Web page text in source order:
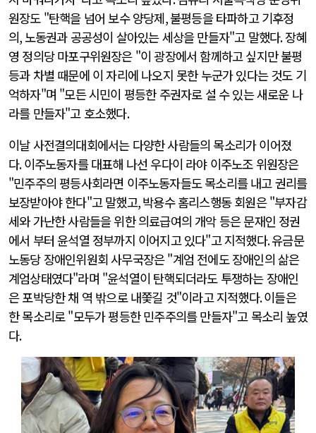
원장도 "탄핵을 넘어 보수 양당제,불평등을 타파하고 기후정
의, 노동권과 공공성이 살아있는 세상을 만들자"고 말했다.장혜
영 정의당 마포구위원장은 "이 광장에서 함께하고 싶지만 불평
등과 차별 때문에 이 자리에 나오지 못한 누군가 있다는 것도 기
억하자"며 "모든 시민이 평등한 주권자로 설 수 있는 새로운 나
라를 만들자"고 호소했다.
이날 사전결의대회에서는 다양한 사람들의 목소리가 이어졌
다.이주노동자를 대표해 나선 우다이 라야 이주노조 위원장은
"민주주의 평등사회라면 이주노동자들도 목소리를 내고 권리를
보장받아야 한다"고 말했고,박용수 홈리스행동 회원은 "부자감
세와 가난한 사람들을 위한 의료급여의 개악 등은 문재인 정권
에서 부터 윤석열 정부까지 이어지고 있다"고 지적했다.유금문
노동당 장애인위원회 사무국장은 "계엄 전에도 장애인의 삶은
계엄상태였다"라며 "윤석열이 탄핵되더라도 투쟁하는 장애인
은 포박당한 채 역 밖으로 내쫓길 것"이라고 지적했다.이들은
한 목소리로 "모두가 평등한 민주주의를 만들자"고 목소리 높였
다.